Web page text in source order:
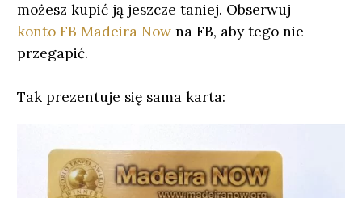
możesz kupić ją jeszcze taniej. Obserwuj
konto FB Madeira Now na FB, aby tego nie
przegapić.
Tak prezentuje się sama karta: